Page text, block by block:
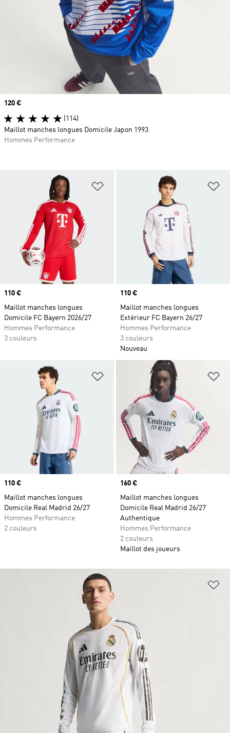
Ajouter à la Liste de produits
Prix
110 €
Maillot manches longues
Domicile FC Bayern 2026/27
Hommes Performance
3 couleurs
Prix
110 €
Maillot manches longues
Extérieur FC Bayern 26/27
Hommes Performance
3 couleurs
Nouveau
Ajouter à la Liste de produits
Prix
110 €
Maillot manches longues
Domicile Real Madrid 26/27
Hommes Performance
2 couleurs
Prix
160 €
Maillot manches longues
Domicile Real Madrid 26/27
Authentique
Hommes Performance
2 couleurs
Maillot des joueurs
Prix
120 €
(114)
Maillot manches longues Domicile Japon 1993
Hommes Performance